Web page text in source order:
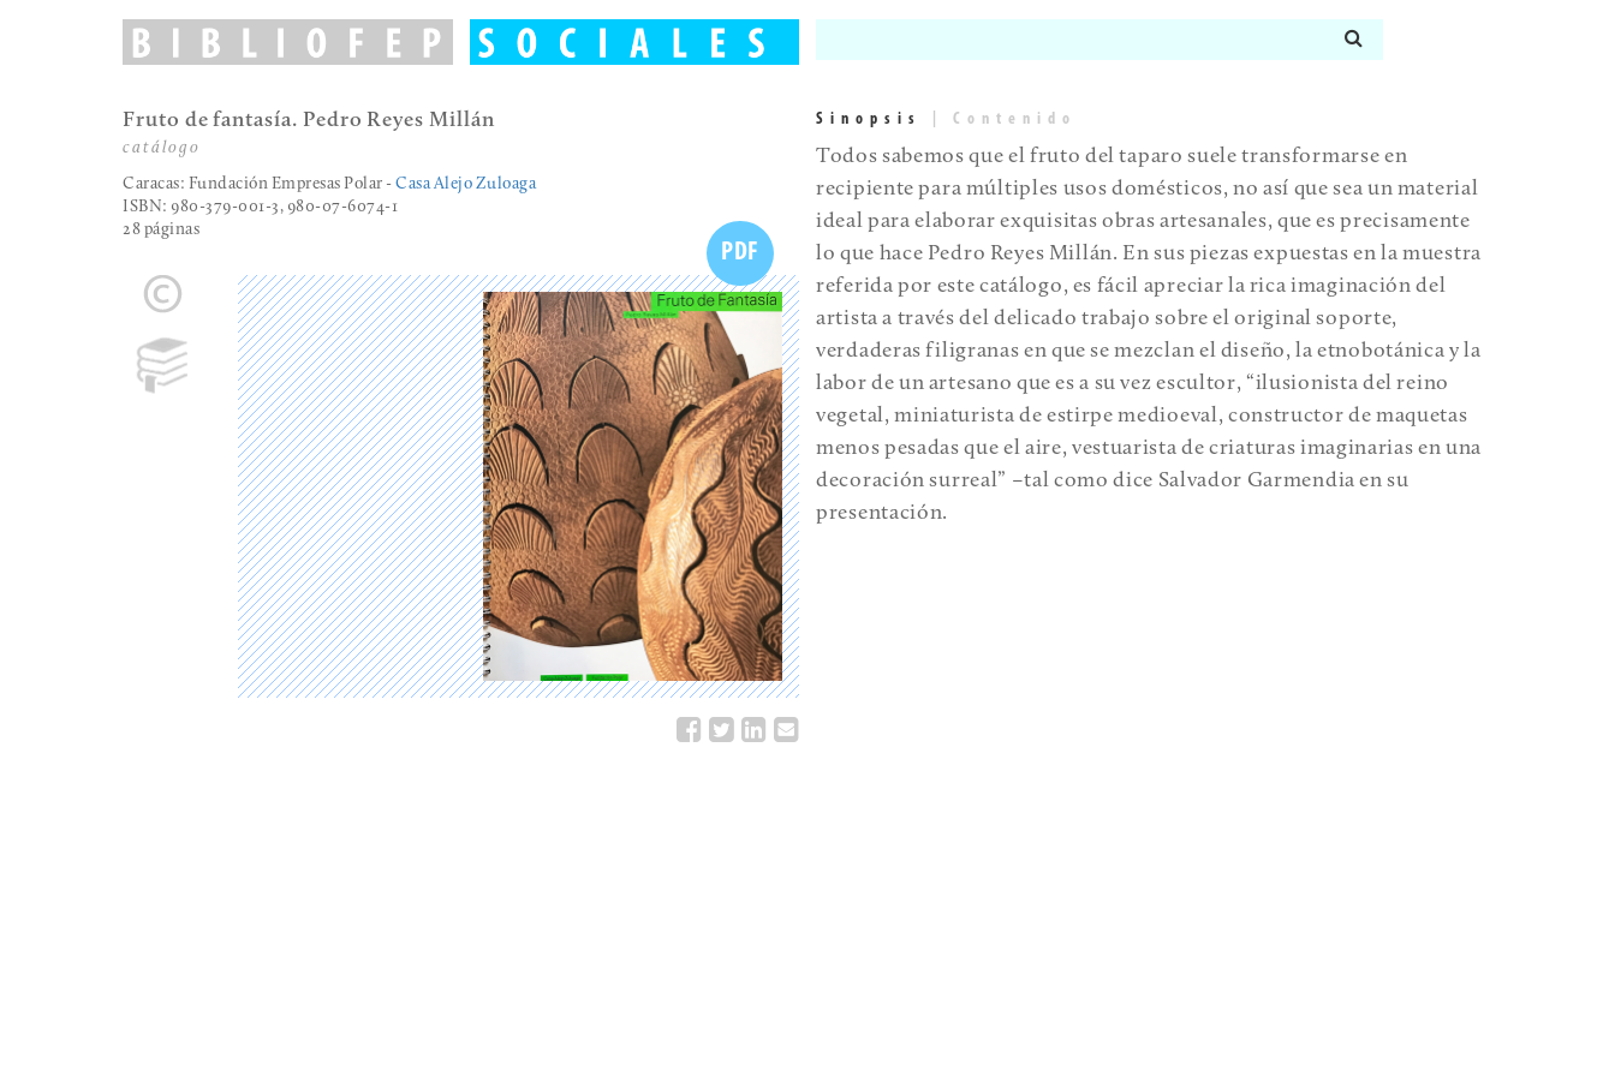
Fruto de fantasía. Pedro Reyes Millán
catálogo
Caracas: Fundación Empresas Polar - Casa Alejo Zuloaga
ISBN: 980-379-001-3, 980-07-6074-1
28 páginas
PDF
Sinopsis Contenido
Todos sabemos que el fruto del taparo suele transformarse en
recipiente para múltiples usos domésticos, no así que sea un material
ideal para elaborar exquisitas obras artesanales, que es precisamente
lo que hace Pedro Reyes Millán. En sus piezas expuestas en la muestra
referida por este catálogo, es fácil apreciar la rica imaginación del
artista a través del delicado trabajo sobre el original soporte,
verdaderas filigranas en que se mezclan el diseño, la etnobotánica y la
labor de un artesano que es a su vez escultor, “ilusionista del reino
vegetal, miniaturista de estirpe medioeval, constructor de maquetas
menos pesadas que el aire, vestuarista de criaturas imaginarias en una
decoración surreal” –tal como dice Salvador Garmendia en su
presentación.